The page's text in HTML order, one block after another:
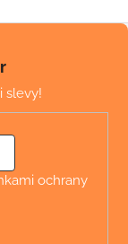
slevy!
ochrany